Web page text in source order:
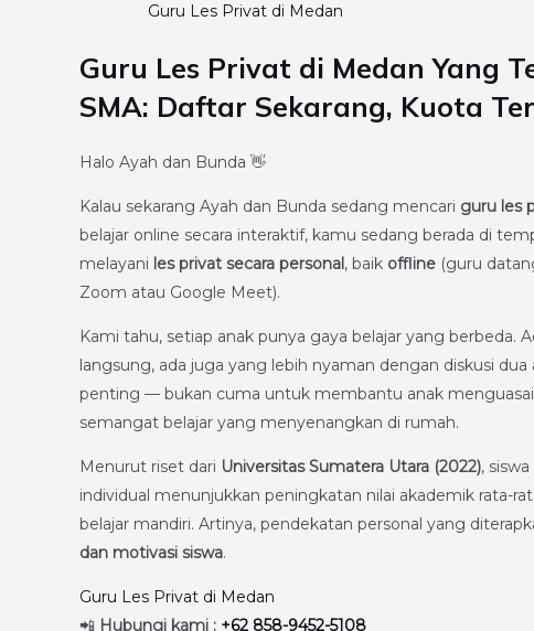
Guru Les Privat di Medan
Guru Les Privat di Medan Yang
SMA: Daftar Sekarang, Kuota
Halo Ayah dan Bunda 👋
Kalau sekarang Ayah dan Bunda sedang mencari guru les
belajar online secara interaktif, kamu sedang berada di
melayani les privat secara personal, baik offline (guru
Zoom atau Google Meet).
Kami tahu, setiap anak punya gaya belajar yang berbeda.
langsung, ada juga yang lebih nyaman dengan diskusi
penting — bukan cuma untuk membantu anak
semangat belajar yang menyenangkan di rumah.
Menurut riset dari Universitas Sumatera Utara (2022),
individual menunjukkan peningkatan nilai akademik rata-
belajar mandiri. Artinya, pendekatan personal yang
dan motivasi siswa.
Guru Les Privat di Medan
📲 Hubungi kami : +62 858-9452-5108